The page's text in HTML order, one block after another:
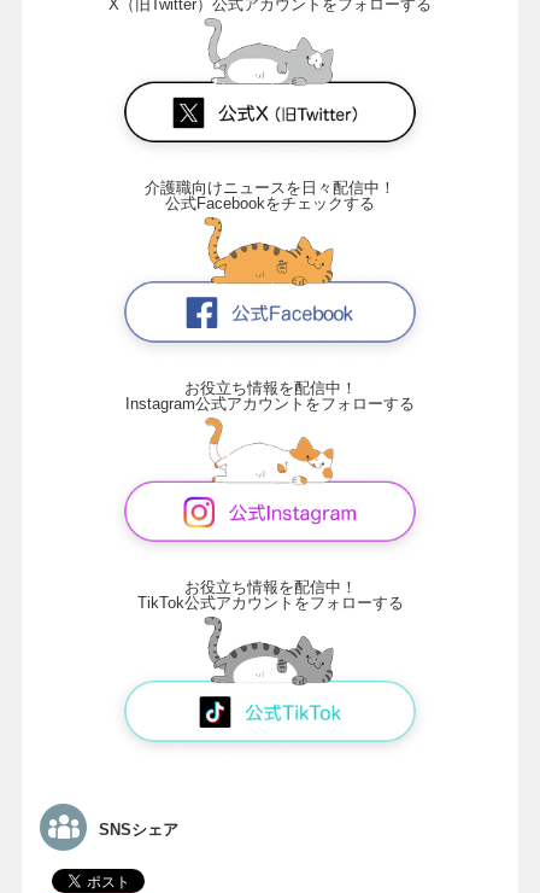
X（旧Twitter）公式アカウントをフォローする
介護職向けニュースを日々配信中！
公式Facebookをチェックする
お役立ち情報を配信中！
Instagram公式アカウントをフォローする
お役立ち情報を配信中！
TikTok公式アカウントをフォローする
SNSシェア